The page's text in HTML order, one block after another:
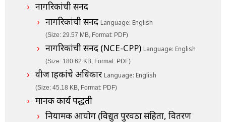
नागरिकांची सनद
नागरिकांची सनद Language: English
(Size: 29.57 MB, Format: PDF)
नागरिकांची सनद (NCE-CPP) Language: English
(Size: 180.62 KB, Format: PDF)
वीज ग्राहकांचे अधिकार Language: English
(Size: 45.18 KB, Format: PDF)
मानक कार्य पद्धती
नियामक आयोग (विद्युत पुरवठा संहिता, वितरण